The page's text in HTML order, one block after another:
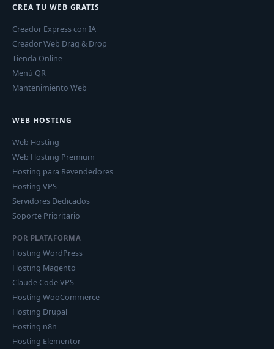
CREA TU WEB GRATIS
Creador Express con IA
Creador Web Drag & Drop
Tienda Online
Menú QR
Mantenimiento Web
WEB HOSTING
Web Hosting
Web Hosting Premium
Hosting para Revendedores
Hosting VPS
Servidores Dedicados
Soporte Prioritario
POR PLATAFORMA
Hosting WordPress
Hosting Magento
Claude Code VPS
Hosting WooCommerce
Hosting Drupal
Hosting n8n
Hosting Elementor